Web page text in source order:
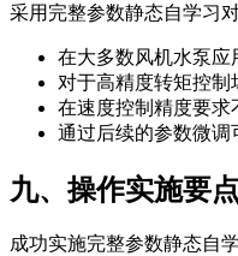
采用完整参数静态自学习
在大多数风机水泵应
对于高精度转矩控制
在速度控制精度要求
通过后续的参数微调
九、操作实施要点
成功实施完整参数静态自